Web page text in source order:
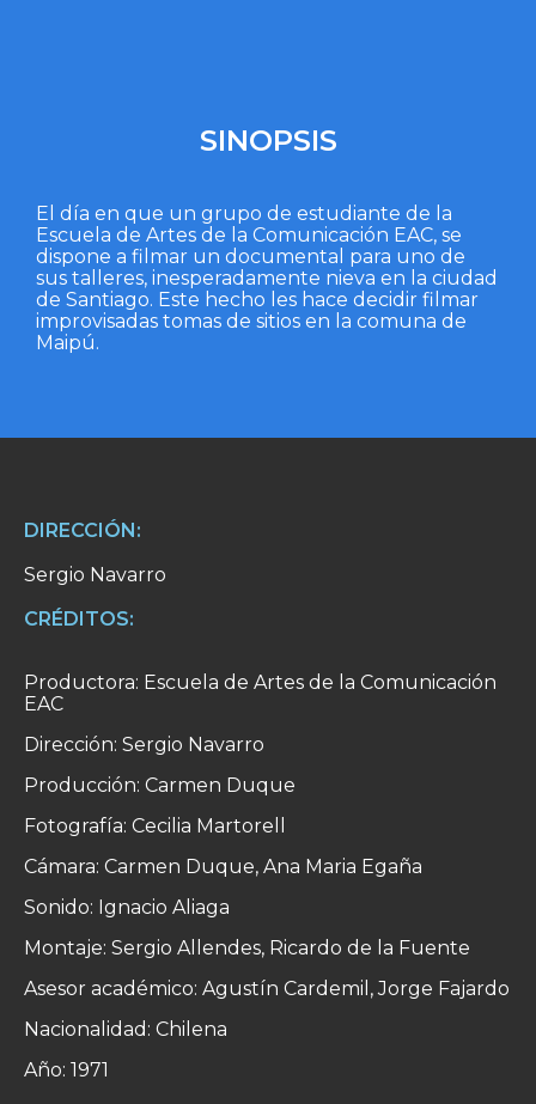
SINOPSIS
El día en que un grupo de estudiante de la
Escuela de Artes de la Comunicación EAC, se
dispone a filmar un documental para uno de
sus talleres, inesperadamente nieva en la ciudad
de Santiago. Este hecho les hace decidir filmar
improvisadas tomas de sitios en la comuna de
Maipú.
DIRECCIÓN:
Sergio Navarro
CRÉDITOS:
Productora: Escuela de Artes de la Comunicación
EAC
Dirección: Sergio Navarro
Producción: Carmen Duque
Fotografía: Cecilia Martorell
Cámara: Carmen Duque, Ana Maria Egaña
Sonido: Ignacio Aliaga
Montaje: Sergio Allendes, Ricardo de la Fuente
Asesor académico: Agustín Cardemil, Jorge Fajardo
Nacionalidad: Chilena
Año: 1971